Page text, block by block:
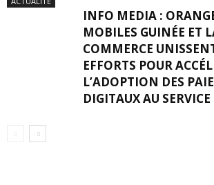
INFO MEDIA :
MOBILES GUINÉE ET
COMMERCE
EFFORTS POUR
L’ADOPTION DES
DIGITAUX AU SERVICE